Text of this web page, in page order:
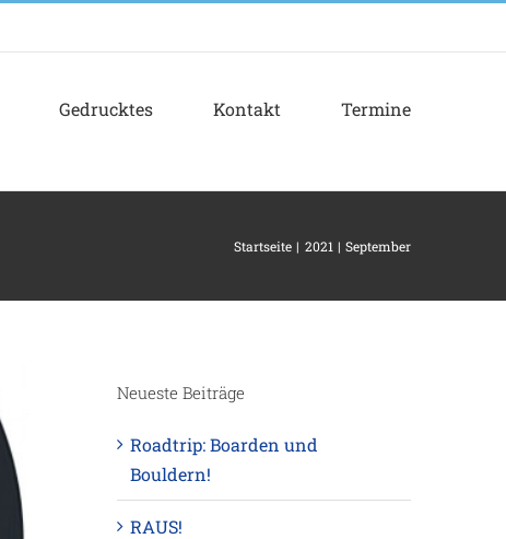
Gedrucktes Kontakt Termine
Startseite 2021 September
Neueste Beiträge
Roadtrip: Boarden und
Bouldern!
RAUS!